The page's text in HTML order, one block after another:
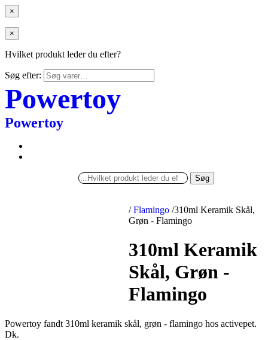
×
×
Hvilket produkt leder du efter?
Søg efter:
Powertoy
Powertoy
Søg
/ Flamingo /310ml Keramik Skål,
Grøn - Flamingo
310ml Keramik
Skål, Grøn -
Flamingo
Powertoy fandt 310ml keramik skål, grøn - flamingo hos activepet.
Dk.